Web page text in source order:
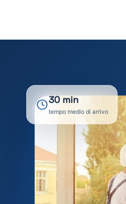
30 min
tempo medio di arrivo